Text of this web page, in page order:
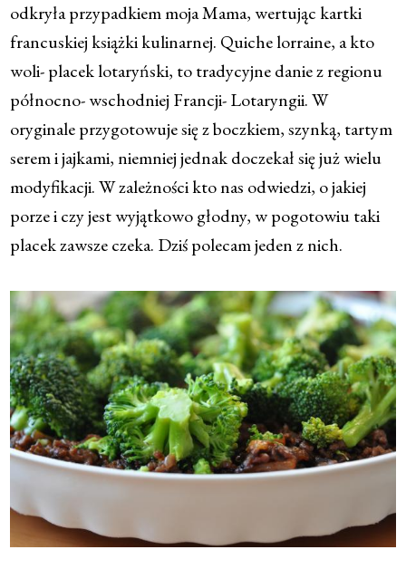
odkryła przypadkiem moja Mama, wertując kartki
francuskiej książki kulinarnej. Quiche lorraine, a kto
woli- placek lotaryński, to tradycyjne danie z regionu
północno- wschodniej Francji- Lotaryngii. W
oryginale przygotowuje się z boczkiem, szynką, tartym
serem i jajkami, niemniej jednak doczekał się już wielu
modyfikacji. W zależności kto nas odwiedzi, o jakiej
porze i czy jest wyjątkowo głodny, w pogotowiu taki
placek zawsze czeka. Dziś polecam jeden z nich.